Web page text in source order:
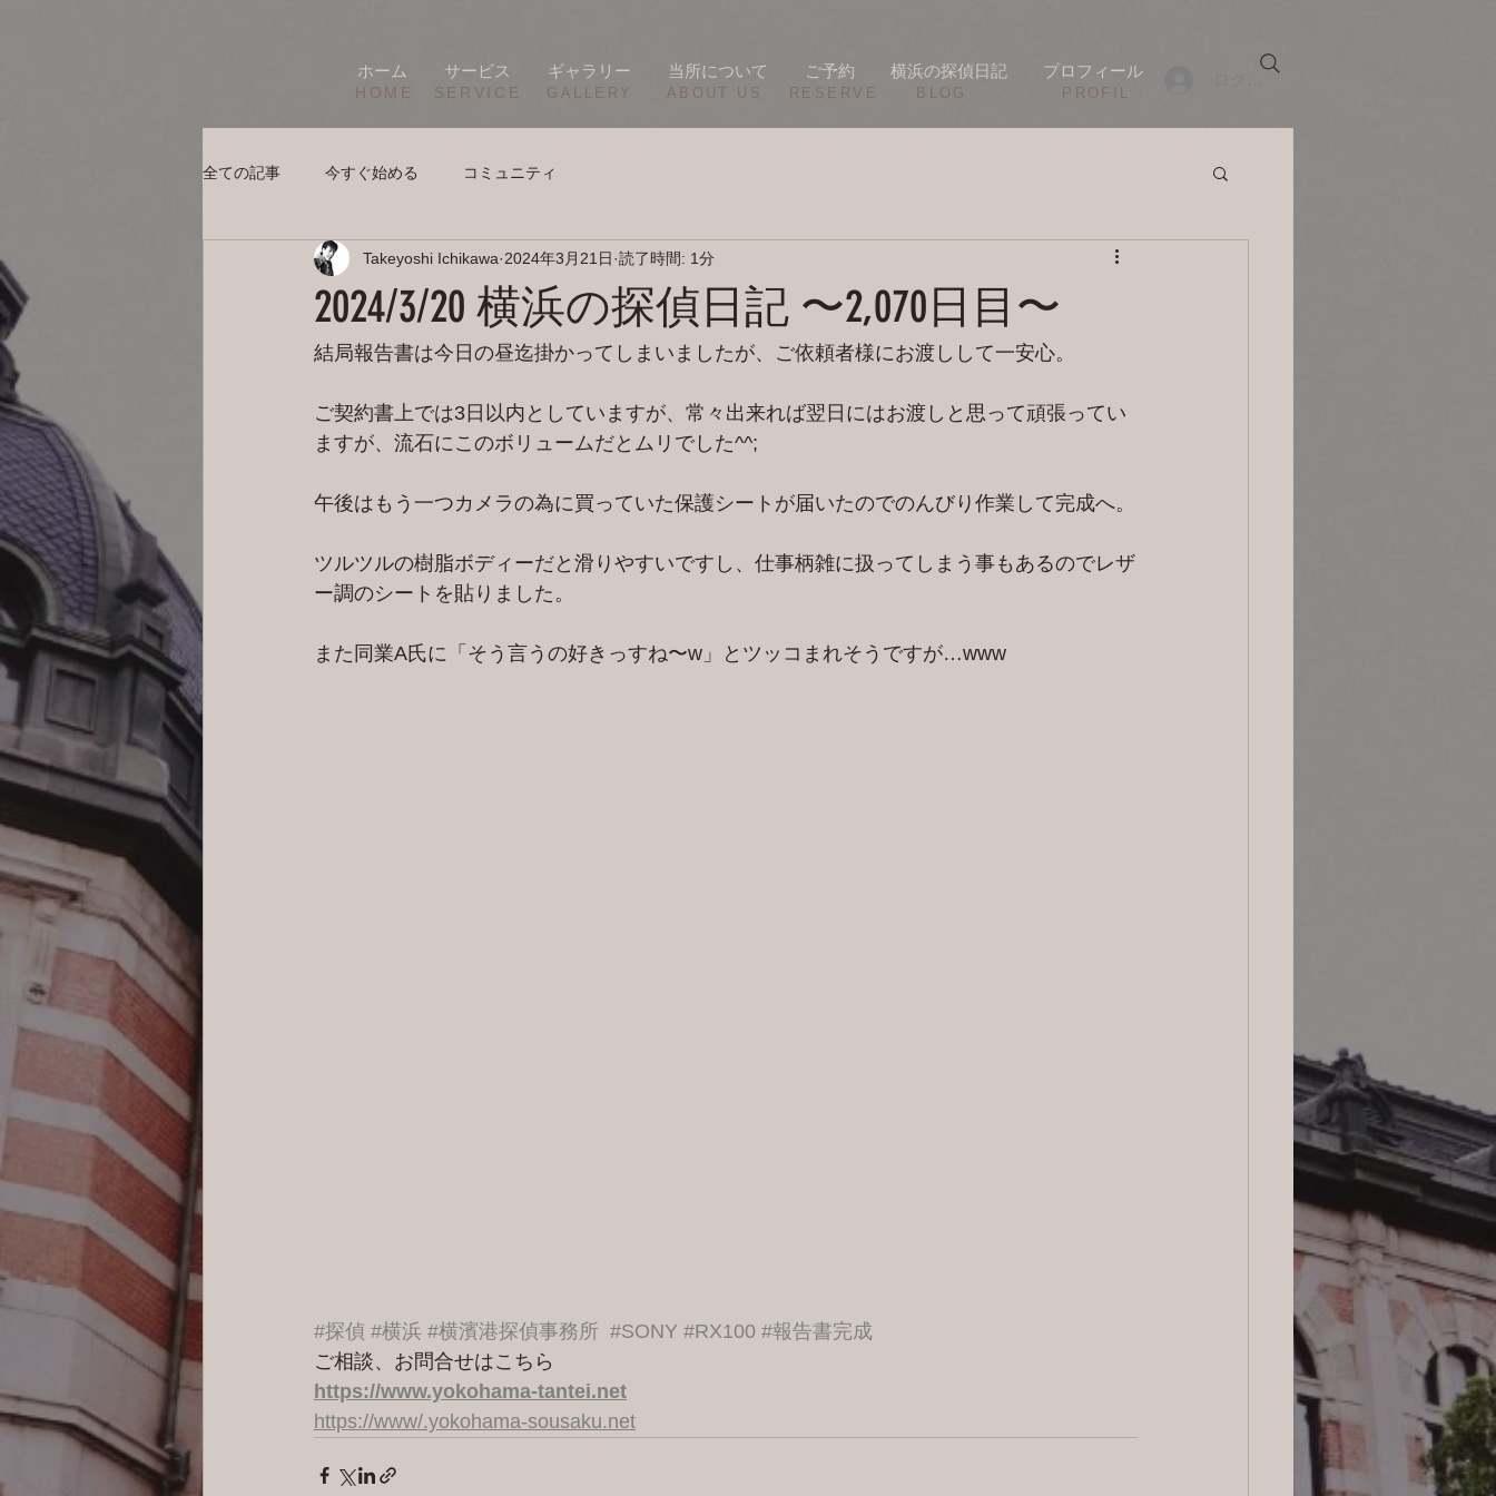
ログイン
ホーム サービス ギャラリー 当所について ご予約 横浜の探偵日記 プロフィール
HOME SERVICE ​GALLERY ​ABOUT US ​PROFIL
RESERVE BLOG
全ての記事 今すぐ始める コミュニティ
2024/3/20 横浜の探偵日記 〜2,070日目〜
Takeyoshi Ichikawa 2024年3月21日 読了時間: 1分
結局報告書は今日の昼迄掛かってしまいましたが、ご依頼者様にお渡しして一安心。
ご契約書上では3日以内としていますが、常々出来れば翌日にはお渡しと思って頑張ってい
ますが、流石にこのボリュームだとムリでした^^;
午後はもう一つカメラの為に買っていた保護シートが届いたのでのんびり作業して完成へ。
ツルツルの樹脂ボディーだと滑りやすいですし、仕事柄雑に扱ってしまう事もあるのでレザ
ー調のシートを貼りました。
また同業A氏に「そう言うの好きっすね〜w」とツッコまれそうですが…www
#探偵 #横浜 #横濱港探偵事務所 #SONY #RX100 #報告書完成
ご相談、お問合せはこちら
https://www.yokohama-tantei.net
https://www/.yokohama-sousaku.net